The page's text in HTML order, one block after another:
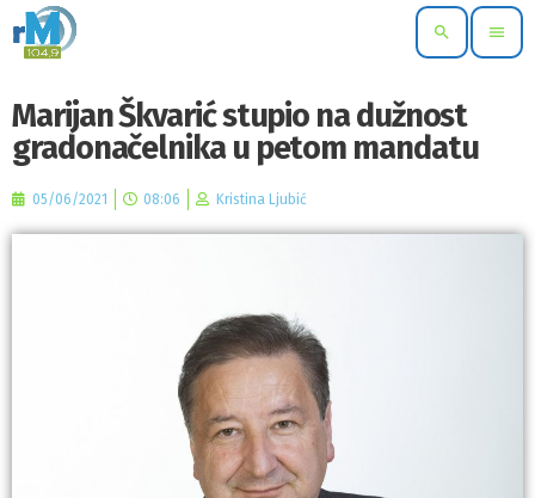
search menu
Marijan Škvarić stupio na dužnost
gradonačelnika u petom mandatu
05/06/2021 08:06 Kristina Ljubić